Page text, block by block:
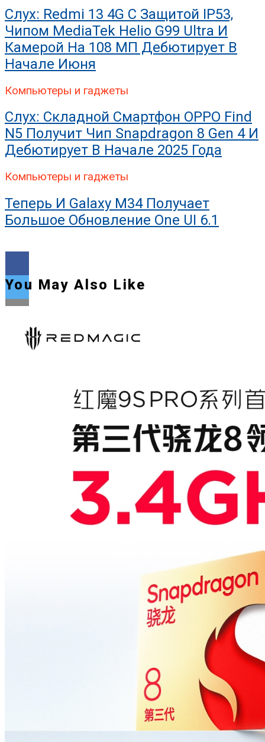
Слух: Redmi 13 4G С Защитой IP53,
Чипом MediaTek Helio G99 Ultra И
Камерой На 108 МП Дебютирует В
Начале Июня
Компьютеры и гаджеты
Слух: Складной Смартфон OPPO Find
N5 Получит Чип Snapdragon 8 Gen 4 И
Дебютирует В Начале 2025 Года
Компьютеры и гаджеты
Теперь И Galaxy M34 Получает
Большое Обновление One UI 6.1
Flipboard
You May Also Like